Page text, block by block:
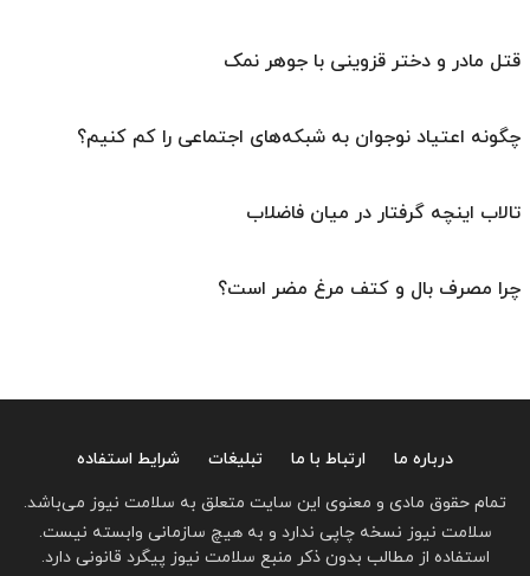
قتل مادر و دختر قزوینی با جوهر نمک
چگونه اعتیاد نوجوان به شبکه‌های اجتماعی را کم کنیم؟
تالاب اینچه گرفتار در میان فاضلاب
چرا مصرف بال و کتف مرغ مضر است؟
درباره ما ارتباط با ما تبلیغات
شرایط استفاده
تمام حقوق مادی و معنوی این سایت متعلق به سلامت نیوز می‌باشد.
سلامت نیوز نسخه چاپی ندارد و به هیچ سازمانی وابسته نیست.
استفاده از مطالب بدون ذکر منبع سلامت نیوز پیگرد قانونی دارد.